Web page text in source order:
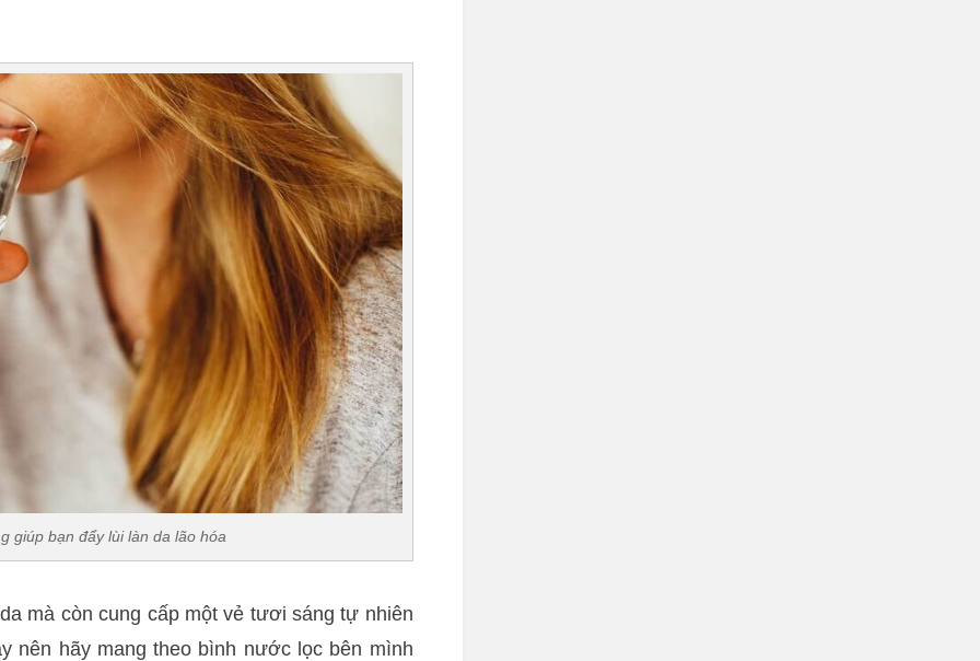
giúp bạn đẩy lùi làn da lão hóa
mà còn cung cấp một vẻ tươi sáng tự nhiên
nên hãy mang theo bình nước lọc bên mình